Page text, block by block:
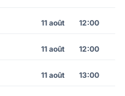
11 août 12:00
11 août 12:00
11 août 13:00